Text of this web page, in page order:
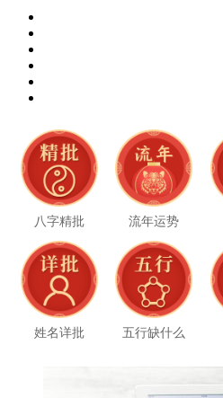
八字精批 流年运势
姓名详批 五行缺什么